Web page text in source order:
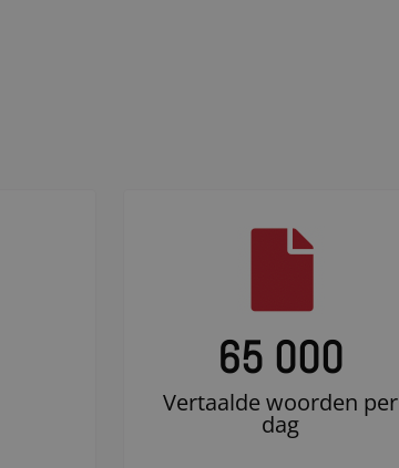
65 000
Vertaalde woorden per
dag